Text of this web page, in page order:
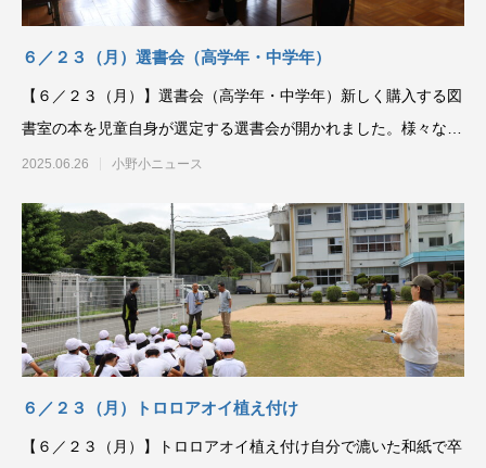
６／２３（月）選書会（高学年・中学年）
【６／２３（月）】選書会（高学年・中学年）新しく購入する図
書室の本を児童自身が選定する選書会が開かれました。様々なジ
ャンルの新しい本を一
2025.06.26 小野小ニュース
６／２３（月）トロロアオイ植え付け
【６／２３（月）】トロロアオイ植え付け自分で漉いた和紙で卒